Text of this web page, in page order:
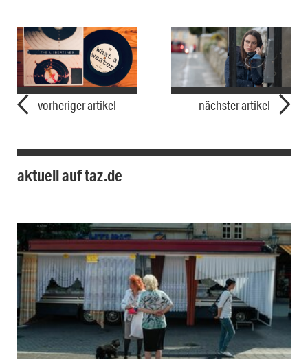
vorheriger artikel nächster artikel
aktuell auf taz.de